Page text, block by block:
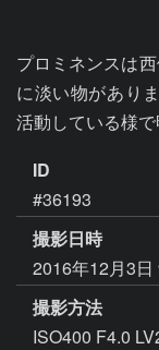
プロミネンスは
に淡い物があり
活動している様で
ID
#36193
撮影日時
2016年12月3
撮影方法
ISO400 F4.0